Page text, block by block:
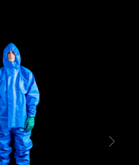
mit Stahlkappe
/ Materialeigenschaften
von -10°C
Anti-Rutsch Ausstattung (SRC)
Sohle
gegen Kohlenwasserstoffe,
Produkte, sowie
(bspw.
| EN-13832-3:2006